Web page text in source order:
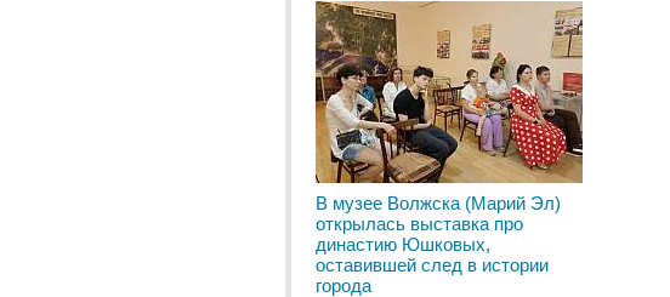
В музее Волжска (Марий Эл)
открылась выставка про
династию Юшковых,
оставившей след в истории
города